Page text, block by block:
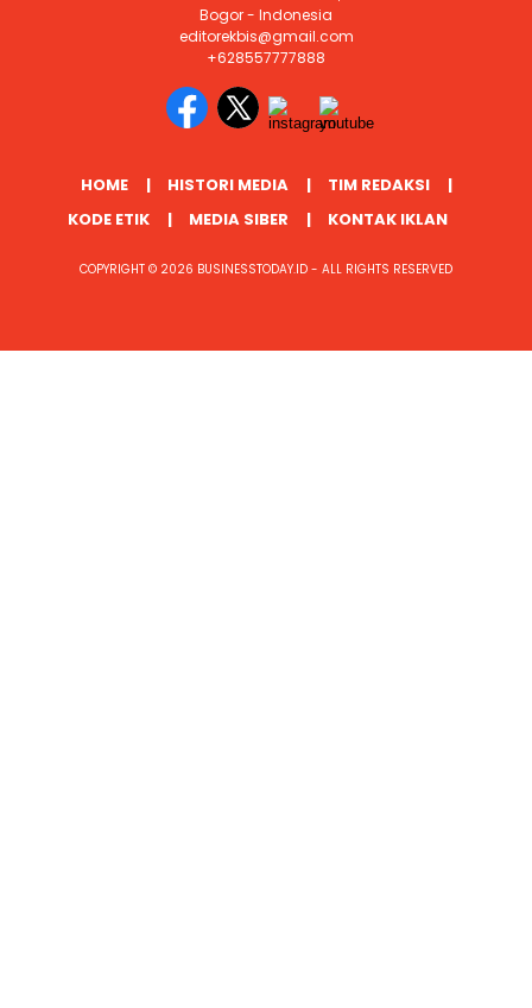
Bogor - Indonesia
editorekbis@gmail.com
+628557777888
HOME HISTORI MEDIA
TIM REDAKSI
KODE ETIK
MEDIA SIBER KONTAK IKLAN
COPYRIGHT © 2026 BUSINESSTODAY.ID - ALL RIGHTS RESERVED